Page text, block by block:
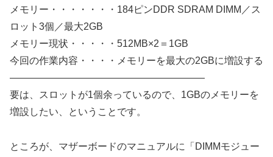
メモリー・・・・・・・184ピンDDR SDRAM DIMM／ス
ロット3個／最大2GB
メモリー現状・・・・・512MB×2＝1GB
今回の作業内容・・・・メモリーを最大の2GBに増設する
————————————————————
要は、スロットが1個余っているので、1GBのメモリーを
増設したい、ということです。
ところが、マザーボードのマニュアルに「DIMMモジュー